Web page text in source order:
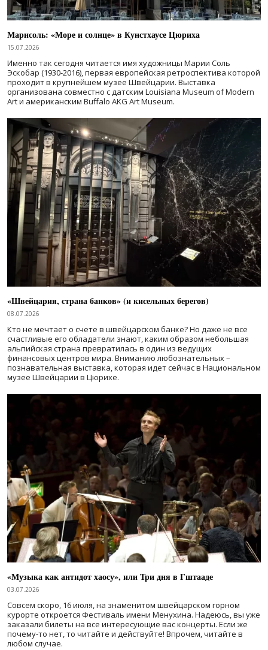
Марисоль: «Море и солнце» в Кунстхаусе Цюриха
15.07.2026
Именно так сегодня читается имя художницы Марии Соль
Эскобар (1930-2016), первая европейская ретроспектива которой
проходит в крупнейшем музее Швейцарии. Выставка
организована совместно с датским Louisiana Museum of Modern
Art и американским Buffalo AKG Art Museum.
«Швейцария, страна банков» (и кисельных берегов)
08.07.2026
Кто не мечтает о счете в швейцарском банке? Но даже не все
счастливые его обладатели знают, каким образом небольшая
альпийская страна превратилась в один из ведущих
финансовых центров мира. Вниманию любознательных –
познавательная выставка, которая идет сейчас в Национальном
музее Швейцарии в Цюрихе.
«Музыка как антидот хаосу», или Три дня в Гштааде
03.07.2026
Совсем скоро, 16 июля, на знаменитом швейцарском горном
курорте откроется Фестиваль имени Менухина. Надеюсь, вы уже
заказали билеты на все интересующие вас концерты. Если же
почему-то нет, то читайте и действуйте! Впрочем, читайте в
любом случае.